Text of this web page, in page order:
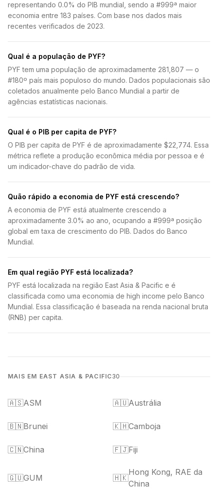
representando 0.0% do PIB mundial, sendo a #999ª maior
economia entre 183 países. Com base nos dados mais
recentes verificados de 2023.
Qual é a população de PYF?
PYF tem uma população de aproximadamente 281,807 — o
#180º país mais populoso do mundo. Dados populacionais são
coletados anualmente pelo Banco Mundial a partir de
agências estatísticas nacionais.
Qual é o PIB per capita de PYF?
O PIB per capita de PYF é de aproximadamente $22,774. Essa
métrica reflete a produção econômica média por pessoa e é
um indicador-chave do padrão de vida.
Quão rápido a economia de PYF está crescendo?
A economia de PYF está atualmente crescendo a
aproximadamente 3.0% ao ano, ocupando a #999ª posição
global em taxa de crescimento do PIB. Dados do Banco
Mundial.
Em qual região PYF está localizada?
PYF está localizada na região East Asia & Pacific e é
classificada como uma economia de high income pelo Banco
Mundial. Essa classificação é baseada na renda nacional bruta
(RNB) per capita.
MAIS EM EAST ASIA & PACIFIC30
🇦🇸ASM 🇦🇺Austrália
🇧🇳Brunei 🇰🇭Camboja
🇨🇳China 🇫🇯Fiji
🇬🇺GUM 🇭🇰
Hong Kong, RAE da
China